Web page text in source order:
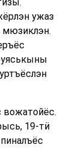
ужаз
мюзиклэн.
19-тӥ